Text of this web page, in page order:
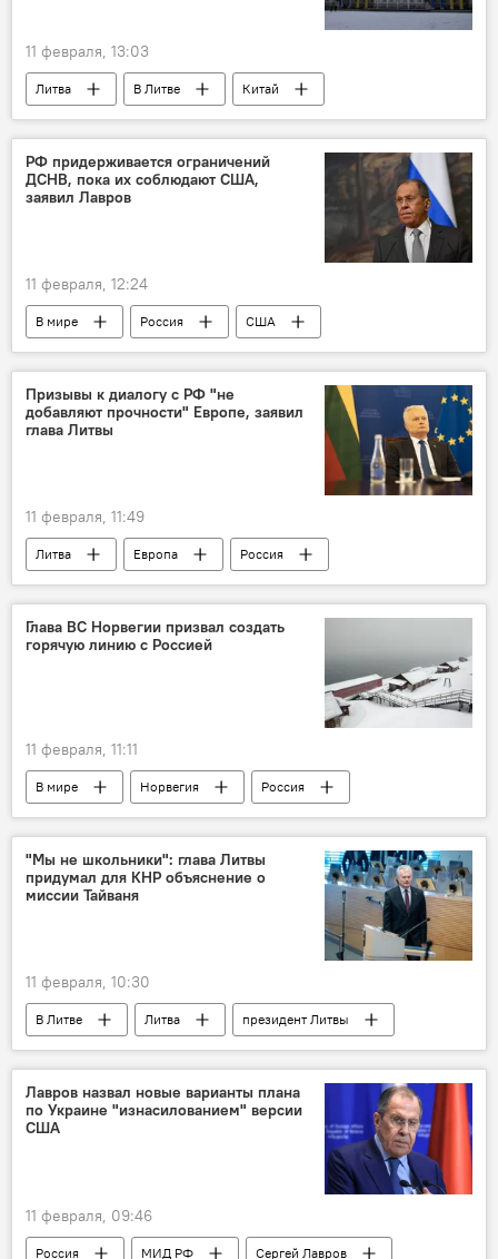
11 февраля, 13:03
Литва В Литве
Китай
КНР
дипломатические отношения
двусторонние отношения
Тайвань
Политика
РФ придерживается ограничений
ДСНВ, пока их соблюдают США,
заявил Лавров
11 февраля, 12:24
В мире Россия
США
ядерное оружие
контроль за вооружением
МИД РФ
Сергей Лавров
ядерная безопасность
вооружение
Призывы к диалогу с РФ "не
добавляют прочности" Европе, заявил
глава Литвы
11 февраля, 11:49
Литва Европа
Россия
переговоры
Гитанас Науседа
Политика
Евросоюз (ЕС)
дипломатические отношения
Глава ВС Норвегии призвал создать
горячую линию с Россией
11 февраля, 11:11
В мире Норвегия
Россия
вооруженные силы
военные
архипелаг Шпицберген
Арктика
"Мы не школьники": глава Литвы
придумал для КНР объяснение о
миссии Тайваня
11 февраля, 10:30
В Литве Литва
президент Литвы
Гитанас Науседа
Политика
Китай
КНР
дипломатические отношения
двусторонние отношения
Тайвань
Лавров назвал новые варианты плана
по Украине "изнасилованием" версии
США
11 февраля, 09:46
Россия МИД РФ
Сергей Лавров